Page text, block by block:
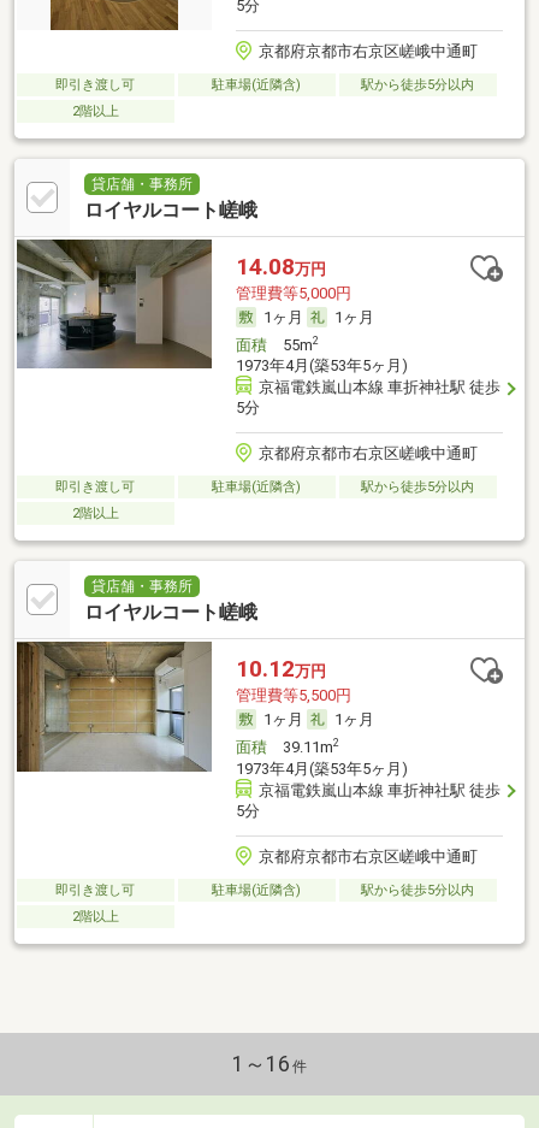
5分
京都府京都市右京区嵯峨中通町
即引き渡し可 駐車場(近隣含)
駅から徒歩5分以内
2階以上
貸店舗・事務所
ロイヤルコート嵯峨
14.08万円
管理費等5,000円
1ヶ月
1ヶ月
面積55m2
1973年4月(築53年5ヶ月)
京福電鉄嵐山本線 車折神社駅 徒歩
5分
京都府京都市右京区嵯峨中通町
即引き渡し可 駐車場(近隣含)
駅から徒歩5分以内
2階以上
貸店舗・事務所
ロイヤルコート嵯峨
10.12万円
管理費等5,500円
1ヶ月
1ヶ月
面積39.11m2
1973年4月(築53年5ヶ月)
京福電鉄嵐山本線 車折神社駅 徒歩
5分
京都府京都市右京区嵯峨中通町
即引き渡し可 駐車場(近隣含)
駅から徒歩5分以内
2階以上
1～16 件